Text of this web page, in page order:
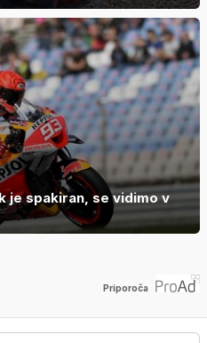
je spakiran, se vidimo v
Priporoča